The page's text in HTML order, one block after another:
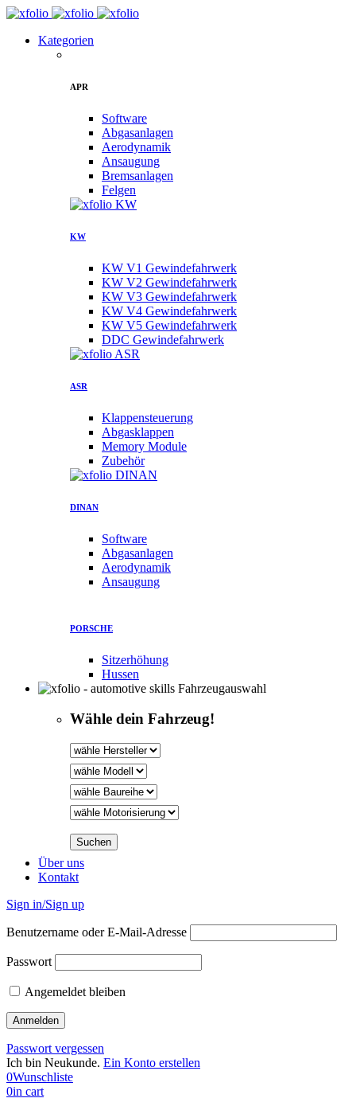
Kategorien
APR
Software
Abgasanlagen
Aerodynamik
Ansaugung
Bremsanlagen
Felgen
KW
KW V1 Gewindefahrwerk
KW V2 Gewindefahrwerk
KW V3 Gewindefahrwerk
KW V4 Gewindefahrwerk
KW V5 Gewindefahrwerk
DDC Gewindefahrwerk
ASR
Klappensteuerung
Abgasklappen
Memory Module
Zubehör
DINAN
Software
Abgasanlagen
Aerodynamik
Ansaugung
PORSCHE
Sitzerhöhung
Hussen
Fahrzeugauswahl
Wähle dein Fahrzeug!
Über uns
Kontakt
Sign in/Sign up
Benutzername oder E-Mail-Adresse
Passwort
Angemeldet bleiben
Passwort vergessen
Ich bin Neukunde. Ein Konto erstellen
0Wunschliste
0in cart